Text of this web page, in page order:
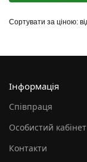
Інформація
Співпраця
Особистий кабінет
Контакти